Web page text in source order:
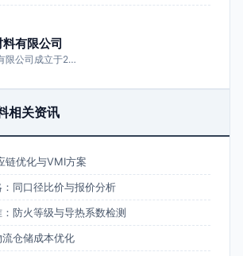
有限公司
限公司成立于2…
相关资讯
链优化与VMI方案
同口径比价与报价分析
防火等级与导热系数检测
仓储成本优化